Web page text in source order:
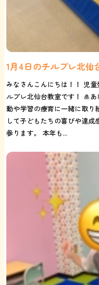
1月4日のチルプレ北仙
みなさんこんにちは！！ 児
ルプレ北仙台教室です！ 🎍
動や学習の療育に一緒に取り
して子どもたちの喜びや達
参ります。 本年も...